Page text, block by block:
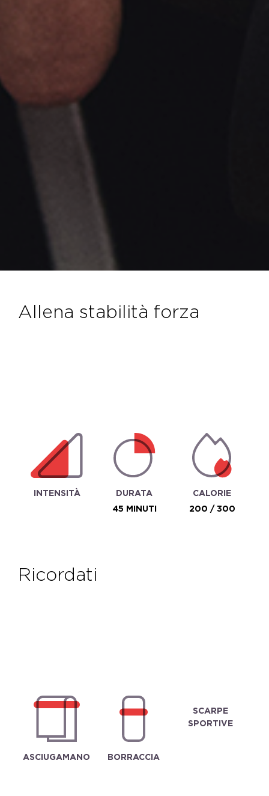
allena stabilità forza
INTENSITÀ
DURATA
45 MINUTI
CALORIE
200 / 300
ricordati
ASCIUGAMANO BORRACCIA
SCARPE
SPORTIVE